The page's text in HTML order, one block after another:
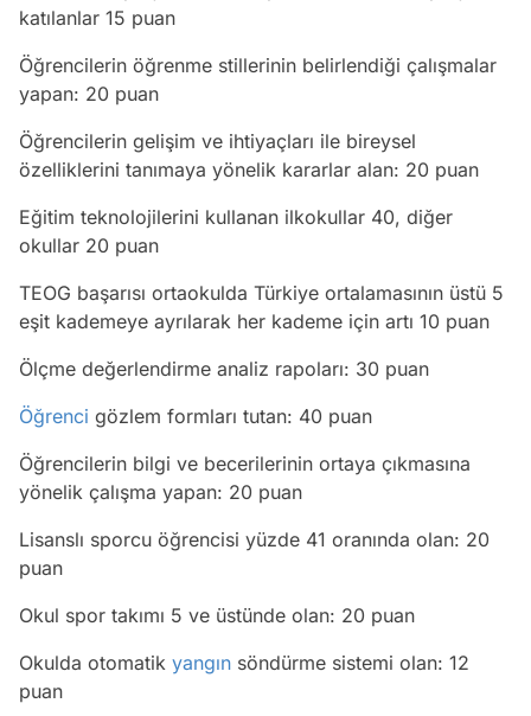
katılanlar 15 puan
Öğrencilerin öğrenme stillerinin belirlendiği çalışmalar
yapan: 20 puan
Öğrencilerin gelişim ve ihtiyaçları ile bireysel
özelliklerini tanımaya yönelik kararlar alan: 20 puan
Eğitim teknolojilerini kullanan ilkokullar 40, diğer
okullar 20 puan
TEOG başarısı ortaokulda Türkiye ortalamasının üstü 5
eşit kademeye ayrılarak her kademe için artı 10 puan
Ölçme değerlendirme analiz rapoları: 30 puan
Öğrenci gözlem formları tutan: 40 puan
Öğrencilerin bilgi ve becerilerinin ortaya çıkmasına
yönelik çalışma yapan: 20 puan
Lisanslı sporcu öğrencisi yüzde 41 oranında olan: 20
puan
Okul spor takımı 5 ve üstünde olan: 20 puan
Okulda otomatik yangın söndürme sistemi olan: 12
puan